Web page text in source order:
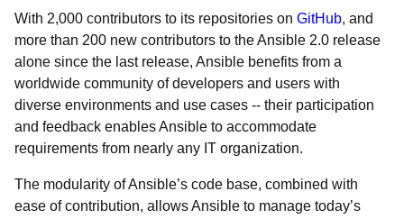
With 2,000 contributors to its repositories on GitHub, and
more than 200 new contributors to the Ansible 2.0 release
alone since the last release, Ansible benefits from a
worldwide community of developers and users with
diverse environments and use cases -- their participation
and feedback enables Ansible to accommodate
requirements from nearly any IT organization.
The modularity of Ansible’s code base, combined with
ease of contribution, allows Ansible to manage today’s